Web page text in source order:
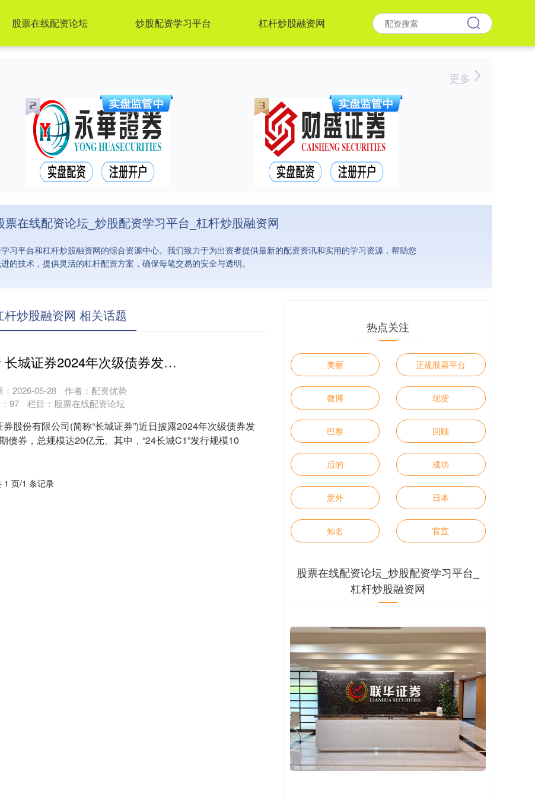
股票在线配资论坛 炒股配资学习平台 杠杆炒股融资网
更多
票在线配资论坛_炒股配资学习平台_杠杆炒股融资网
习平台和杠杆炒股融资网的综合资源中心。我们致力于为出资者提供最新的配资资讯和实用的学习资源，帮助您
的技术，提供灵活的杠杆配资方案，确保每笔交易的安全与透明。
炒股融资网 相关话题
股票杠杆申请 长城证券2024年次级债券发行规模达20亿元，主体信用评级AAA
：2026-05-28
作者：配资优势
97 栏目： 股票在线配资论坛
股份有限公司(简称“长城证券”)近日披露2024年次级债券发
债券，总规模达20亿元。其中，“24长城C1”发行规模10
1 页/1 条记录
热点关注
美丽 正规股票平台
微博 现货
巴黎 回顾
后的 成功
意外 日本
知名 官宣
股票在线配资论坛_炒股配资学习平台_
杠杆炒股融资网